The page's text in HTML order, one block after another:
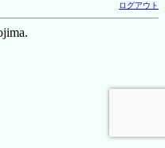
ログアウト